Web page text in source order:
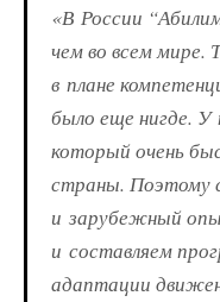
«В России
чем во всем мире.
в плане
было еще нигде. У
который очень
страны. Поэтому
и зарубежный
и составляем
адаптации